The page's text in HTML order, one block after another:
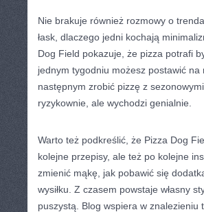
Nie brakuje również rozmowy o
łask, dlaczego jedni kochają
Dog Field pokazuje, że pizza potrafi
jednym tygodniu możesz postawić
następnym zrobić pizzę z
ryzykownie, ale wychodzi genialnie.
Warto też podkreślić, że Pizza Dog
kolejne przepisy, ale też po kolejne
zmienić mąkę, jak pobawić się
wysiłku. Z czasem powstaje własny
puszystą. Blog wspiera w znalezieniu